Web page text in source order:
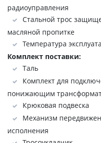
радиоуправления
Стальной трос
масляной пропитке
Температура
Комплект поставки:
Таль
Комплект для
понижающим
Крюковая подвеска
Механизм
исполнения